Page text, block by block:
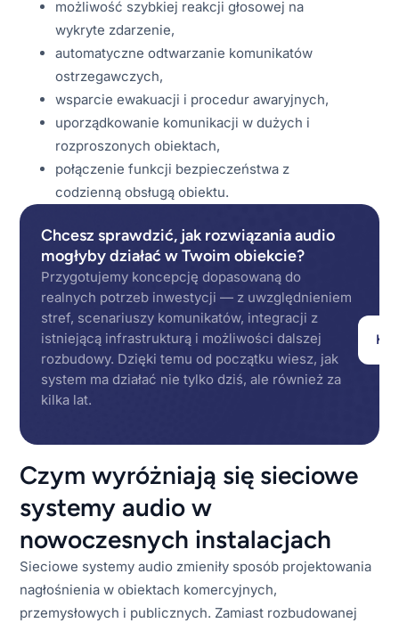
możliwość szybkiej reakcji głosowej na
wykryte zdarzenie,
automatyczne odtwarzanie komunikatów
ostrzegawczych,
wsparcie ewakuacji i procedur awaryjnych,
uporządkowanie komunikacji w dużych i
rozproszonych obiektach,
połączenie funkcji bezpieczeństwa z
codzienną obsługą obiektu.
Chcesz sprawdzić, jak rozwiązania audio
mogłyby działać w Twoim obiekcie?
Przygotujemy koncepcję dopasowaną do
realnych potrzeb inwestycji — z uwzględnieniem
stref, scenariuszy komunikatów, integracji z
istniejącą infrastrukturą i możliwości dalszej
rozbudowy. Dzięki temu od początku wiesz, jak
system ma działać nie tylko dziś, ale również za
kilka lat.
Czym wyróżniają się sieciowe
systemy audio w
nowoczesnych instalacjach
Sieciowe systemy audio zmieniły sposób projektowania
nagłośnienia w obiektach komercyjnych,
przemysłowych i publicznych. Zamiast rozbudowanej